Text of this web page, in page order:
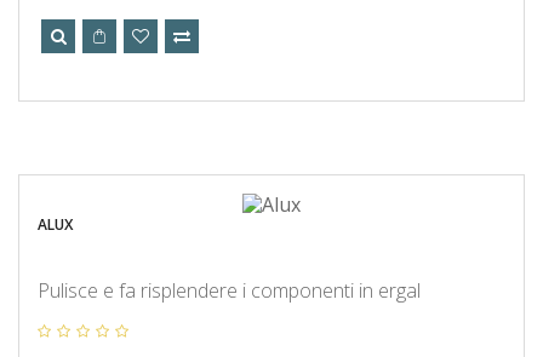
ALUX
Pulisce e fa risplendere i componenti in ergal